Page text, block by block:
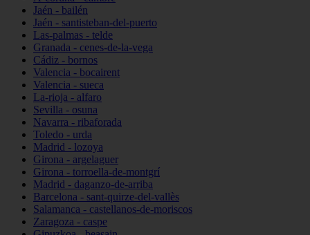
Jaén - bailén
Jaén - santisteban-del-puerto
Las-palmas - telde
Granada - cenes-de-la-vega
Cádiz - bornos
Valencia - bocairent
Valencia - sueca
La-rioja - alfaro
Sevilla - osuna
Navarra - ribaforada
Toledo - urda
Madrid - lozoya
Girona - argelaguer
Girona - torroella-de-montgrí
Madrid - daganzo-de-arriba
Barcelona - sant-quirze-del-vallès
Salamanca - castellanos-de-moriscos
Zaragoza - caspe